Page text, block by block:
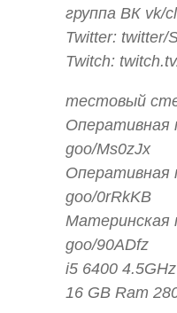
группа ВК vk/
Twitter: twitter/
Twitch:
тестовый
Оперативная
goo/Ms0zJx
Оперативная
goo/0rRkKB
Материнская
goo/90ADfz
i5 6400 4.5GHz
16 GB Ram